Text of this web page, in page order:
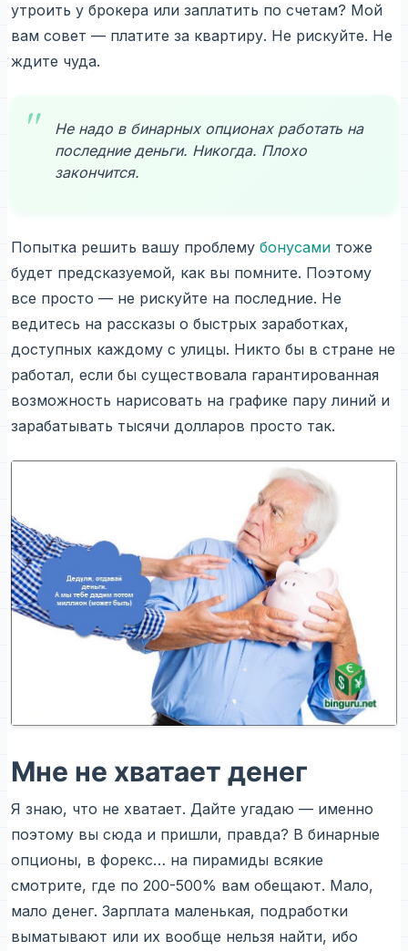
утроить у брокера или заплатить по счетам? Мой
вам совет — платите за квартиру. Не рискуйте. Не
ждите чуда.
Не надо в бинарных опционах работать на
последние деньги. Никогда. Плохо
закончится.
Попытка решить вашу проблему бонусами тоже
будет предсказуемой, как вы помните. Поэтому
все просто — не рискуйте на последние. Не
ведитесь на рассказы о быстрых заработках,
доступных каждому с улицы. Никто бы в стране не
работал, если бы существовала гарантированная
возможность нарисовать на графике пару линий и
зарабатывать тысячи долларов просто так.
Мне не хватает денег
Я знаю, что не хватает. Дайте угадаю — именно
поэтому вы сюда и пришли, правда? В бинарные
опционы, в форекс… на пирамиды всякие
смотрите, где по 200-500% вам обещают. Мало,
мало денег. Зарплата маленькая, подработки
выматывают или их вообще нельзя найти, ибо